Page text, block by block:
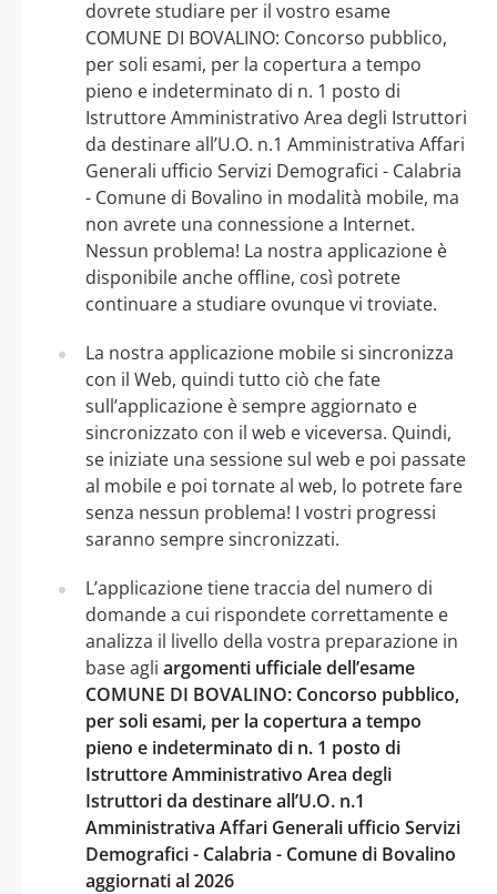
dovrete studiare per il vostro esame
COMUNE DI BOVALINO: Concorso pubblico,
per soli esami, per la copertura a tempo
pieno e indeterminato di n. 1 posto di
Istruttore Amministrativo Area degli Istruttori
da destinare all’U.O. n.1 Amministrativa Affari
Generali ufficio Servizi Demografici - Calabria
- Comune di Bovalino in modalità mobile, ma
non avrete una connessione a Internet.
Nessun problema! La nostra applicazione è
disponibile anche offline, così potrete
continuare a studiare ovunque vi troviate.
La nostra applicazione mobile si sincronizza
con il Web, quindi tutto ciò che fate
sull’applicazione è sempre aggiornato e
sincronizzato con il web e viceversa. Quindi,
se iniziate una sessione sul web e poi passate
al mobile e poi tornate al web, lo potrete fare
senza nessun problema! I vostri progressi
saranno sempre sincronizzati.
L’applicazione tiene traccia del numero di
domande a cui rispondete correttamente e
analizza il livello della vostra preparazione in
base agli argomenti ufficiale dell’esame
COMUNE DI BOVALINO: Concorso pubblico,
per soli esami, per la copertura a tempo
pieno e indeterminato di n. 1 posto di
Istruttore Amministrativo Area degli
Istruttori da destinare all’U.O. n.1
Amministrativa Affari Generali ufficio Servizi
Demografici - Calabria - Comune di Bovalino
aggiornati al 2026